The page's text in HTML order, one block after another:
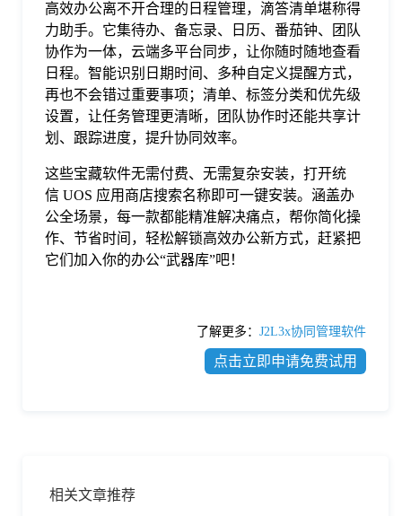
高效办公离不开合理的日程管理，滴答清单堪称得
力助手。它集待办、备忘录、日历、番茄钟、团队
协作为一体，云端多平台同步，让你随时随地查看
日程。智能识别日期时间、多种自定义提醒方式，
再也不会错过重要事项；清单、标签分类和优先级
设置，让任务管理更清晰，团队协作时还能共享计
划、跟踪进度，提升协同效率。
这些宝藏软件无需付费、无需复杂安装，打开统
信 UOS 应用商店搜索名称即可一键安装。涵盖办
公全场景，每一款都能精准解决痛点，帮你简化操
作、节省时间，轻松解锁高效办公新方式，赶紧把
它们加入你的办公“武器库”吧！
了解更多： J2L3x协同管理软件
点击立即申请免费试用
相关文章推荐